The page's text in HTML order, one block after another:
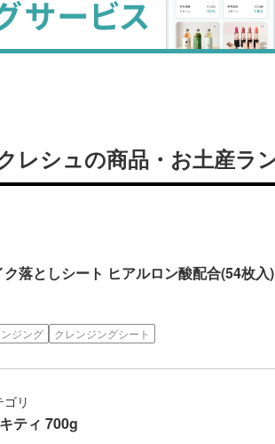
ク
マ
追
加
購
読
レシュの商品・お土産ラ
落としシート ヒアルロン酸配合(54枚入)
ジング クレンジングシート
リ
ティ 700g